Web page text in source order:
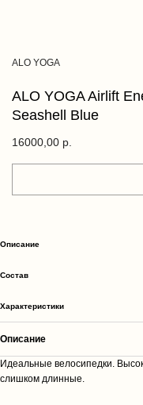
ALO YOGA Airlift
Seashell Blue
ALO YOGA
16000,00 р.
Описание
Cостав
Характеристики
Описание
Идеальные велосипедки.
слишком длинные.